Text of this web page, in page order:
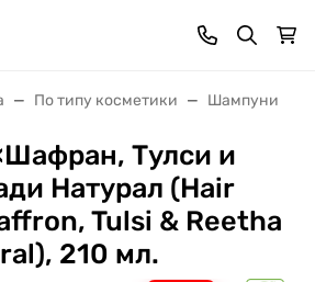
По типу косметики Шампуни
Тулси и
Натурал (Hair
Tulsi & Reetha
210 мл.